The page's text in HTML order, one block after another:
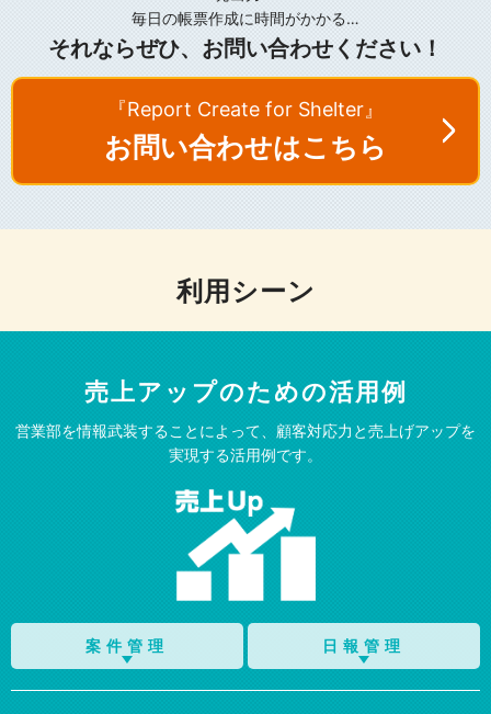
毎日の帳票作成に時間がかかる…
それならぜひ、お問い合わせください！
『Report Create for Shelter』
お問い合わせはこちら
利用シーン
売上アップのための活用例
営業部を情報武装することによって、 顧客対応力と売上げアップを
実現する活用例です。
案件管理 日報管理